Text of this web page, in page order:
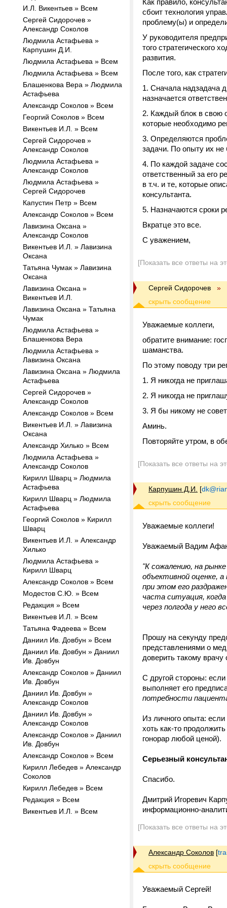
И.Л. Викентьев » Всем
Сергей Сидорочев »
Александр Соколов
Людмила Астафьева »
Карпушин Д.И.
Людмила Астафьева » Всем
Людмила Астафьева » Всем
Блашенкова Вера » Людмила
Астафьева
Александр Соколов » Всем
Георгий Соколов » Всем
Викентьев И.Л. » Всем
Сергей Сидорочев »
Александр Соколов
Людмила Астафьева »
Александр Соколов
Людмила Астафьева »
Сергей Сидорочев
Капустин Петр » Всем
Александр Соколов » Всем
Лавизина Оксана »
Александр Соколов
Викентьев И.Л. » Лавизина
Оксана
Татьяна Чумак » Лавизина
Оксана
Лавизина Оксана »
Викентьев И.Л.
Лавизина Оксана » Татьяна
Чумак
Людмила Астафьева »
Блашенкова Вера
Людмила Астафьева »
Лавизина Оксана
Лавизина Оксана » Людмила
Астафьева
Сергей Сидорочев »
Александр Соколов
Александр Соколов » Всем
Викентьев И.Л. » Лавизина
Оксана
Александр Хилько » Всем
Людмила Астафьева »
Александр Соколов
Кирилл Шварц » Людмила
Астафьева
Кирилл Шварц » Людмила
Астафьева
Георгий Соколов » Кирилл
Шварц
Викентьев И.Л. » Александр
Хилько
Людмила Астафьева »
Кирилл Шварц
Александр Соколов » Всем
Модестов С.Ю. » Всем
Редакция » Всем
Викентьев И.Л. » Всем
Татьяна Фадеева » Всем
Даниил Ив. Довбун » Всем
Даниил Ив. Довбун » Даниил
Ив. Довбун
Александр Соколов » Даниил
Ив. Довбун
Даниил Ив. Довбун »
Александр Соколов
Даниил Ив. Довбун »
Александр Соколов
Александр Соколов » Даниил
Ив. Довбун
Александр Соколов » Всем
Кирилл Лебедев » Александр
Соколов
Кирилл Лебедев » Всем
Редакция » Всем
Викентьев И.Л. » Всем
Как правило,
сбоит технология
проблему(ы) и
У руководителя
того стратегического
развития.
После того, как
Сначала надзадача
назначается
Каждый блок в свою
которые необходимо
Определяются
задачи. По опыту их не
По каждой задаче
ответственный за его
в т.ч. и те, которые
консультанта.
Назначаются сроки
Вкратце это все.
С уважением,
[Показать все ответы на
Сергей Сидорочев »
Уважаемые коллеги,
обратите внимание:
шаманства.
По этому поводу три
Я никогда не
Я никогда не
Я бы никому не
Аминь.
Повторяйте утром, в
[Показать все ответы на
Карпушин Д.И. [
Уважаемые коллеги!
Уважаемый Вадим
"К сожалению, на
объективной оценке,
при этом его
часта ситуация,
через полгода у него
Прошу на секунду
представлениями о
доверить такому
С другой стороны:
выполняет его
потребности
Из личного опыта:
хоть как-то
гонорар любой ценой).
Серьезный
Спасибо.
Дмитрий Игоревич
информационно-
[Показать все ответы на
Александр Соколов [
Уважаемый Сергей!